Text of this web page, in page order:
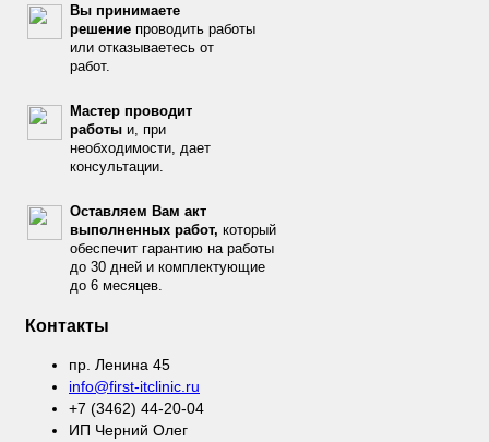
Вы принимаете
решение проводить работы
или отказываетесь от
работ.
Мастер проводит
работы и, при
необходимости, дает
консультации.
Оставляем Вам акт
выполненных работ, который
обеспечит гарантию на работы
до 30 дней и комплектующие
до 6 месяцев.
Контакты
пр. Ленина 45
info@first-itclinic.ru
+7 (3462) 44-20-04
ИП Черний Олег